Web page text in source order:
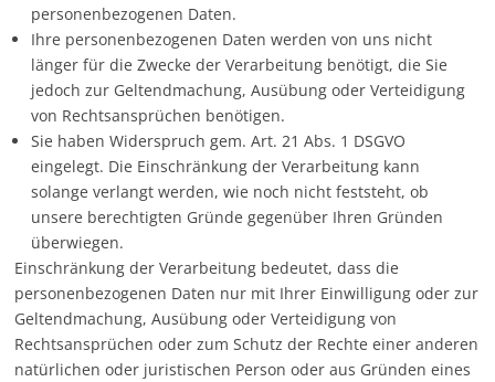
personenbezogenen Daten.
Ihre personenbezogenen Daten werden von uns nicht
länger für die Zwecke der Verarbeitung benötigt, die Sie
jedoch zur Geltendmachung, Ausübung oder Verteidigung
von Rechtsansprüchen benötigen.
Sie haben Widerspruch gem. Art. 21 Abs. 1 DSGVO
eingelegt. Die Einschränkung der Verarbeitung kann
solange verlangt werden, wie noch nicht feststeht, ob
unsere berechtigten Gründe gegenüber Ihren Gründen
überwiegen.
Einschränkung der Verarbeitung bedeutet, dass die
personenbezogenen Daten nur mit Ihrer Einwilligung oder zur
Geltendmachung, Ausübung oder Verteidigung von
Rechtsansprüchen oder zum Schutz der Rechte einer anderen
natürlichen oder juristischen Person oder aus Gründen eines